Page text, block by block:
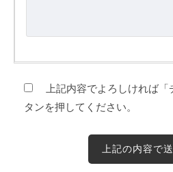
上記内容でよろしければ「
タンを押してください。